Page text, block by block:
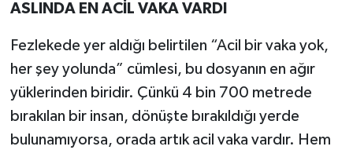
ASLINDA EN ACİL VAKA VARDI
Fezlekede yer aldığı belirtilen “Acil bir vaka yok,
her şey yolunda” cümlesi, bu dosyanın en ağır
yüklerinden biridir. Çünkü 4 bin 700 metrede
bırakılan bir insan, dönüşte bırakıldığı yerde
bulunamıyorsa, orada artık acil vaka vardır. Hem